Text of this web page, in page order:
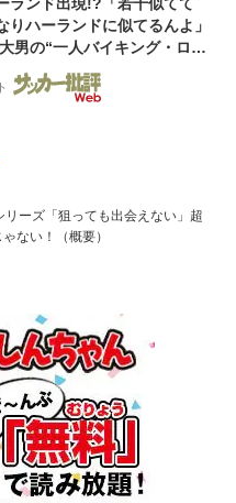
ランド出現!?「若干似てて
りハーランドに似てるんよ」
男の“一人バイキング・ロ
元気をもらった」
リーズ「狙っても出会えない」超
ない！（概要）